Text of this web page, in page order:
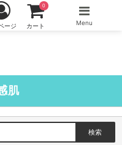
ージ カート
0
Menu
肌